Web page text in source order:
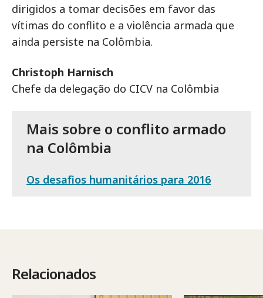
dirigidos a tomar decisões em favor das
vítimas do conflito e a violência armada que
ainda persiste na Colômbia.
Christoph Harnisch
Chefe da delegação do CICV na Colômbia
Mais sobre o conflito armado
na Colômbia
Os desafios humanitários para 2016
Relacionados